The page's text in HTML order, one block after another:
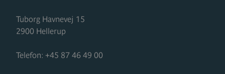
Tuborg Havnevej 15
2900 Hellerup
Telefon: +45 87 46 49 00